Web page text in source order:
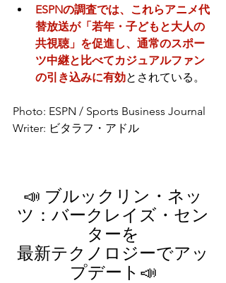
ESPNの調査では、これらアニメ代
替放送が「若年・子どもと大人の
共視聴」を促進し、通常のスポー
ツ中継と比べてカジュアルファン
の引き込みに有効とされている。
Photo: ESPN / Sports Business Journal
Writer: ビタラフ・アドル
📣 ブルックリン・ネッ
ツ：バークレイズ・セン
ターを
最新テクノロジーでアッ
プデート📣